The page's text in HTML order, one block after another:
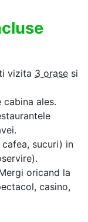
vizita 3 orase si
ales.
sucuri) in
oricand la
casino,